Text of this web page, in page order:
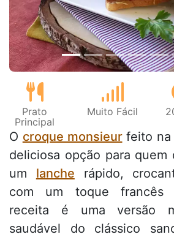
Prato
Principal
Muito Fácil
O croque monsieurfeito na
deliciosa opção para quem
um lanche rápido,
com um toque francês
receita é uma versão
saudável do clássico